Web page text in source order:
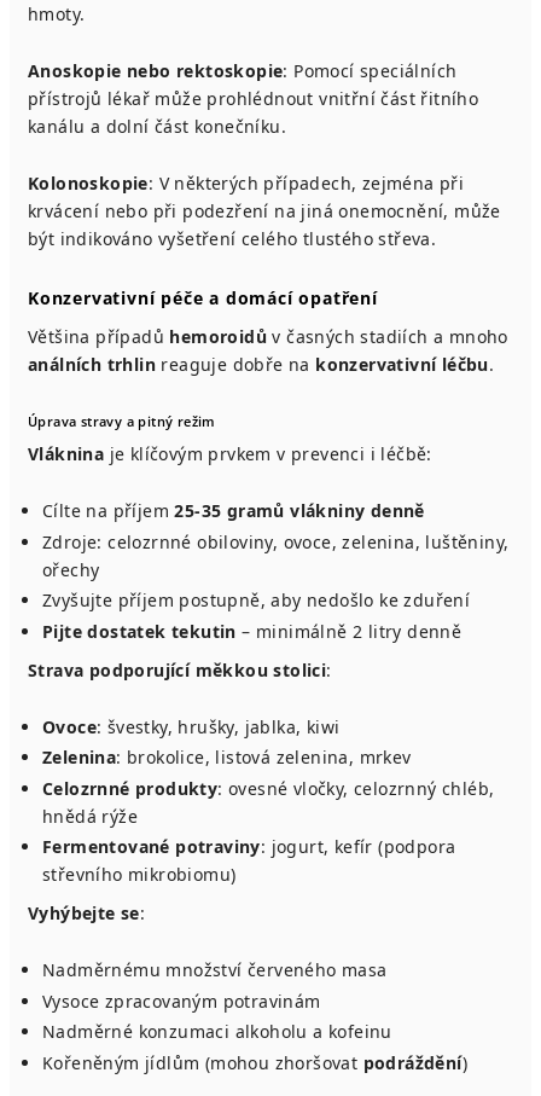
hmoty.
Anoskopie nebo rektoskopie: Pomocí speciálních
přístrojů lékař může prohlédnout vnitřní část řitního
kanálu a dolní část konečníku.
Kolonoskopie: V některých případech, zejména při
krvácení nebo při podezření na jiná onemocnění, může
být indikováno vyšetření celého tlustého střeva.
Konzervativní péče a domácí opatření
Většina případů hemoroidů v časných stadiích a mnoho
análních trhlin reaguje dobře na konzervativní léčbu.
Úprava stravy a pitný režim
Vláknina je klíčovým prvkem v prevenci i léčbě:
Cílte na příjem25-35 gramů vlákniny denně
Zdroje: celozrnné obiloviny, ovoce, zelenina, luštěniny,
ořechy
Zvyšujte příjem postupně, aby nedošlo ke zduření
Pijte dostatek tekutin – minimálně 2 litry denně
Strava podporující měkkou stolici:
Ovoce: švestky, hrušky, jablka, kiwi
Zelenina: brokolice, listová zelenina, mrkev
Celozrnné produkty: ovesné vločky, celozrnný chléb,
hnědá rýže
Fermentované potraviny: jogurt, kefír (podpora
střevního mikrobiomu)
Vyhýbejte se:
Nadměrnému množství červeného masa
Vysoce zpracovaným potravinám
Nadměrné konzumaci alkoholu a kofeinu
Kořeněným jídlům (mohou zhoršovat podráždění)